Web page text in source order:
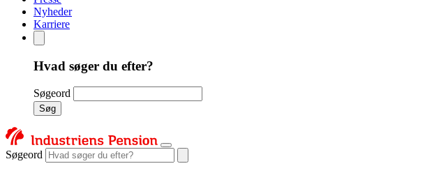
Nyheder
Karriere
Hvad søger du efter?
Søgeord
Søg
Søgeord